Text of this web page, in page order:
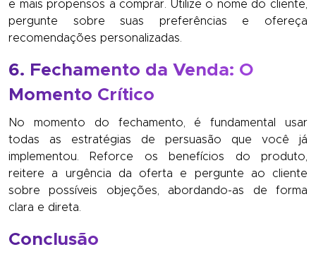
e mais propensos a comprar. Utilize o nome do cliente,
pergunte sobre suas preferências e ofereça
recomendações personalizadas.
6. Fechamento da Venda: O
Momento Crítico
No momento do fechamento, é fundamental usar
todas as estratégias de persuasão que você já
implementou. Reforce os benefícios do produto,
reitere a urgência da oferta e pergunte ao cliente
sobre possíveis objeções, abordando-as de forma
clara e direta.
Conclusão